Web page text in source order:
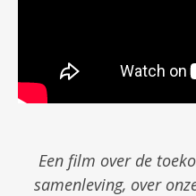
Een film over de
samenleving, over